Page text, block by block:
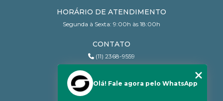
HORÁRIO DE ATENDIMENTO
Segunda à Sexta: 9:00h às 18:00h
CONTATO
(11) 2368-9559
contato@sanchesri.com.br
Olá! Fale agora pelo WhatsApp